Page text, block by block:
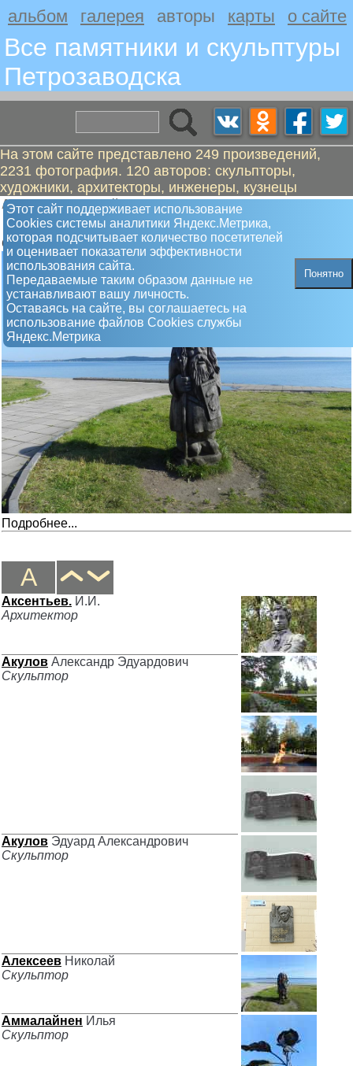
альбом галерея авторы карты о сайте
Все памятники и скульптуры
Петрозаводскa
На этом сайте представлено 249 произведений,
2231 фотография. 120 авторов: скульпторы,
художники, архитекторы, инженеры, кузнецы
Этот сайт поддерживает использование
Сookies системы аналитики Яндекс.Метрика,
которая подсчитывает количество посетителей
и оценивает показатели эффективности
использования сайта.
Передаваемые таким образом данные не
устанавливают вашу личность.
Оставаясь на сайте, вы соглашаетесь на
использование файлов Сookies службы
Яндекс.Метрика
Понятно
Алексеев Николай
Скульптура Вяйнемейнен
Открыт 28 июня 2008 года
Подробнее...
А
Аксентьев. И.И.
Архитектор
Акулов Александр Эдуардович
Скульптор
Акулов Эдуард Александрович
Скульптор
Алексеев Николай
Скульптор
Аммалайнен Илья
Скульптор